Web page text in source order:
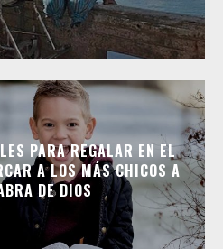
PARA REGALAR EN EL
A LOS MÁS CHICOS A
DE DIOS